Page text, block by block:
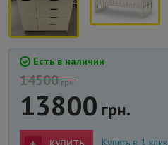
Есть в наличии
14500грн.
13800 грн.